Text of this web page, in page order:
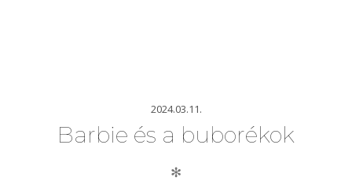
2024.03.11.
Barbie és a buborékok
✻